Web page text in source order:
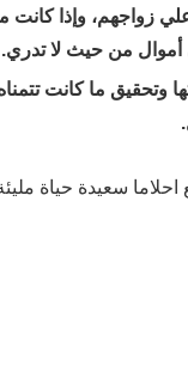
زواجهم، وإذا كانت
أموال من حيث لا تدري.
ما كانت
سعيدة حياة مليئة